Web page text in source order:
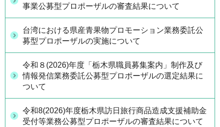
事業公募型プロポーザルの審査結果について
台湾における県産青果物プロモーション業務委託公
募型プロポーザルの実施について
令和８(2026)年度「栃木県職員募集案内」制作及び
情報発信業務委託公募型プロポーザルの選定結果に
ついて
令和8(2026)年度栃木県訪日旅行商品造成支援補助金
受付等業務公募型プロポーザルの審査結果について